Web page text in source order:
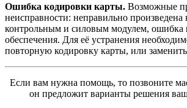
Ошибка кодировки карты. Возможные
неисправности: неправильно
контрольным и силовым модулем, ошибка
обеспечения. Для её устранения
повторную кодировку карты, или заменить
Если вам нужна помощь, то позвоните
он предложит варианты решения